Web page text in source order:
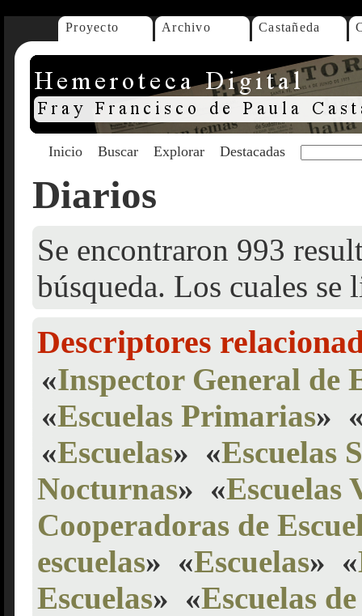
Proyecto Archivo Castañeda
Inicio Buscar Explorar Destacadas
Diarios
Se encontraron 993
búsqueda. Los cuales se
Descriptores
«Inspector General de
«Escuelas Primarias»
«Escuelas» «Escuelas
Nocturnas» «Escuelas
Cooperadoras de
escuelas» «Escuelas» «
Escuelas» «Escuelas